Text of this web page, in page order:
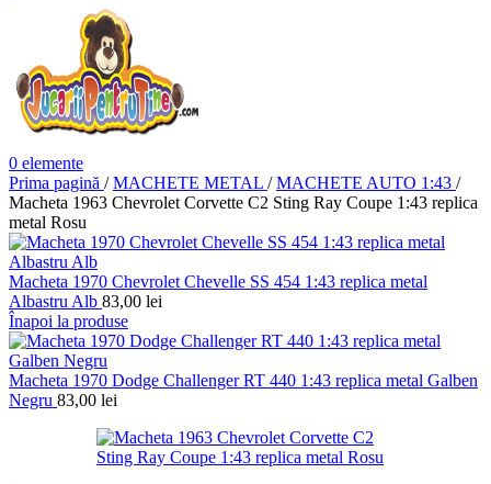
0 elemente
Prima pagină / MACHETE METAL / MACHETE AUTO 1:43 /
Macheta 1963 Chevrolet Corvette C2 Sting Ray Coupe 1:43 replica
metal Rosu
Macheta 1970 Chevrolet Chevelle SS 454 1:43 replica metal
Albastru Alb 83,00 lei
Înapoi la produse
Macheta 1970 Dodge Challenger RT 440 1:43 replica metal Galben
Negru 83,00 lei